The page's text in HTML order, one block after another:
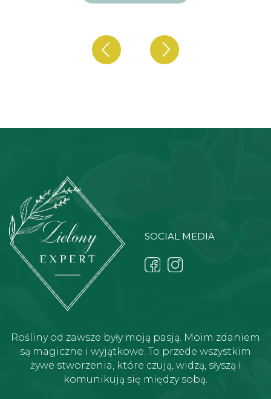
SOCIAL MEDIA
Rośliny od zawsze były moją pasją. Moim zdaniem
są magiczne i wyjątkowe. To przede wszystkim
żywe stworzenia, które czują, widzą, słyszą i
komunikują się między sobą.